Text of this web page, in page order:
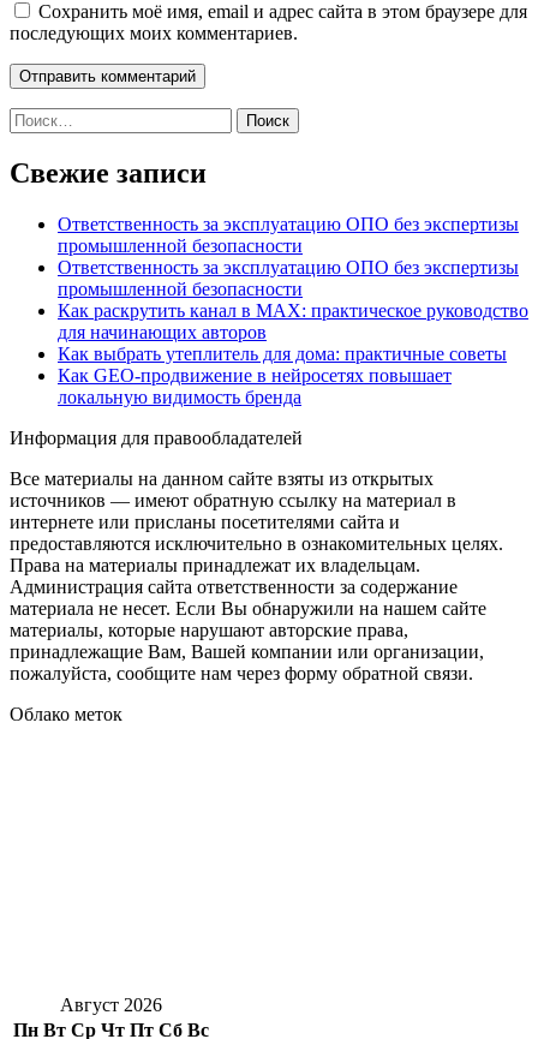
Сохранить моё имя, email и адрес сайта в этом браузере для
последующих моих комментариев.
Найти:
Свежие записи
Ответственность за эксплуатацию ОПО без экспертизы
промышленной безопасности
Ответственность за эксплуатацию ОПО без экспертизы
промышленной безопасности
Как раскрутить канал в MAX: практическое руководство
для начинающих авторов
Как выбрать утеплитель для дома: практичные советы
Как GEO‑продвижение в нейросетях повышает
локальную видимость бренда
Информация для правообладателей
Все материалы на данном сайте взяты из открытых
источников — имеют обратную ссылку на материал в
интернете или присланы посетителями сайта и
предоставляются исключительно в ознакомительных целях.
Права на материалы принадлежат их владельцам.
Администрация сайта ответственности за содержание
материала не несет. Если Вы обнаружили на нашем сайте
материалы, которые нарушают авторские права,
принадлежащие Вам, Вашей компании или организации,
пожалуйста, сообщите нам через форму обратной связи.
Облако меток
Август 2026
Пн Вт Ср Чт Пт Сб Вс